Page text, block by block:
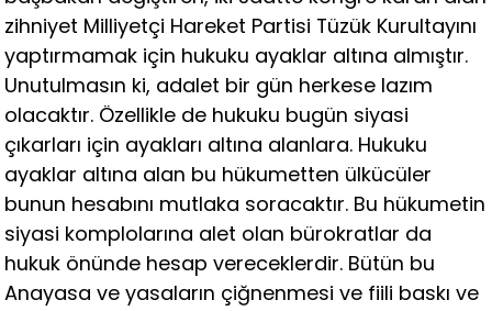
zihniyet Milliyetçi Hareket Partisi Tüzük Kurultayını
yaptırmamak için hukuku ayaklar altına almıştır.
Unutulmasın ki, adalet bir gün herkese lazım
olacaktır. Özellikle de hukuku bugün siyasi
çıkarları için ayakları altına alanlara. Hukuku
ayaklar altına alan bu hükumetten ülkücüler
bunun hesabını mutlaka soracaktır. Bu hükumetin
siyasi komplolarına alet olan bürokratlar da
hukuk önünde hesap vereceklerdir. Bütün bu
Anayasa ve yasaların çiğnenmesi ve fiili baskı ve